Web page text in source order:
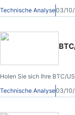
Technische Analyse03/10/
Holen Sie sich Ihre BTC/
Technische Analyse03/10/